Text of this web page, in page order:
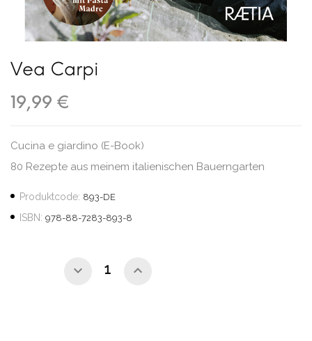
Vea Carpi
19,99 €
Cucina e giardino (E-Book)
80 Rezepte aus meinem italienischen Bauerngarten
Produktcode: 893-DE
ISBN: 978-88-7283-893-8